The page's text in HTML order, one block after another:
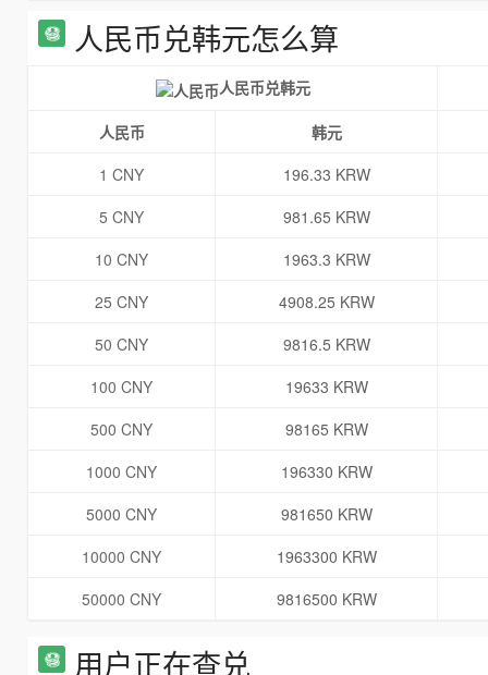
人民币兑韩元怎么算
人民币兑韩元
人民币
韩元
1 CNY
196.33 KRW
5 CNY
981.65 KRW
10 CNY
1963.3 KRW
25 CNY
4908.25 KRW
50 CNY
9816.5 KRW
100 CNY
19633 KRW
500 CNY
98165 KRW
1000 CNY
196330 KRW
5000 CNY
981650 KRW
10000 CNY
1963300 KRW
50000 CNY
9816500 KRW
用户正在查兑